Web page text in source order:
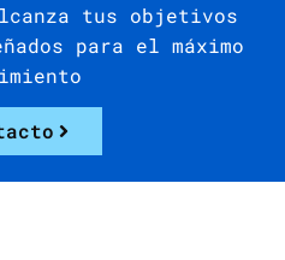
tus objetivos
para el máximo